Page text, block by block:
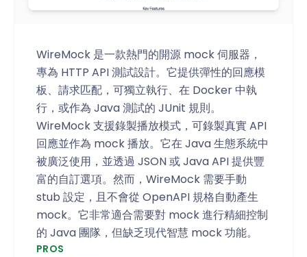
WireMock 是一款熱門的開源 mock 伺服器，
專為 HTTP API 測試設計。它提供彈性的回應模
板、請求匹配，可獨立執行、在 Docker 中執
行，或作為 Java 測試的 JUnit 規則。
WireMock 支援錄製播放模式，可錄製真實 API
回應並作為 mock 播放。它在 Java 生態系統中
被廣泛使用，並透過 JSON 或 Java API 提供豐
富的自訂選項。然而，WireMock 需要手動
stub 設定，且不會從 OpenAPI 規格自動產生
mock。它非常適合需要對 mock 進行精細控制
的 Java 團隊，但缺乏現代智慧 mock 功能。
PROS